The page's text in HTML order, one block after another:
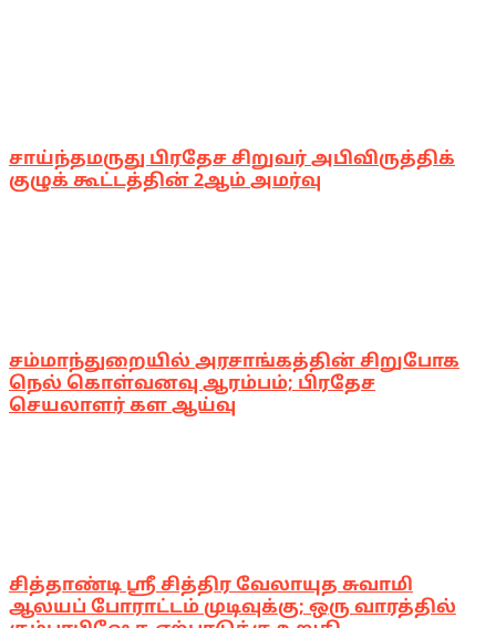
சாய்ந்தமருது பிரதேச சிறுவர் அபிவிருத்திக்
குழுக் கூட்டத்தின் 2ஆம் அமர்வு
சம்மாந்துறையில் அரசாங்கத்தின் சிறுபோக
நெல் கொள்வனவு ஆரம்பம்; பிரதேச
செயலாளர் கள ஆய்வு
சித்தாண்டி ஸ்ரீ சித்திர வேலாயுத சுவாமி
ஆலயப் போராட்டம் முடிவுக்கு; ஒரு வாரத்தில்